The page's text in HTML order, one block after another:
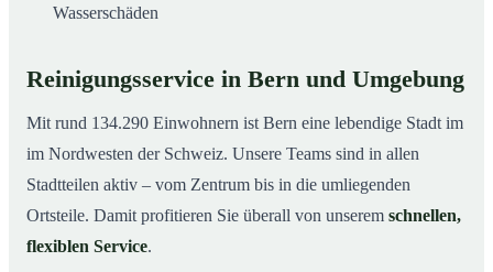
Wasserschäden
Reinigungsservice in Bern und Umgebung
Mit rund 134.290 Einwohnern ist Bern eine lebendige Stadt im
im Nordwesten der Schweiz. Unsere Teams sind in allen
Stadtteilen aktiv – vom Zentrum bis in die umliegenden
Ortsteile. Damit profitieren Sie überall von unserem schnellen,
flexiblen Service.